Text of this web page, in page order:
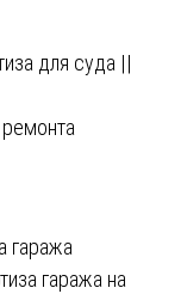
для суда ||
гаража
гаража на